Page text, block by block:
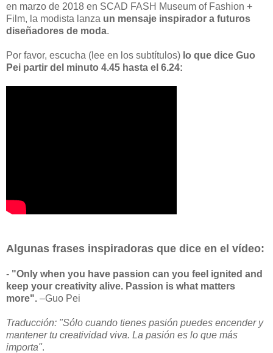
en marzo de 2018 en SCAD FASH Museum of Fashion +
Film, la modista lanza un mensaje inspirador a futuros
diseñadores de moda.
Por favor, escucha (lee en los subtítulos) lo que dice Guo
Pei partir del minuto 4.45 hasta el 6.24:
Algunas frases inspiradoras que dice en el vídeo:
- "Only when you have passion can you feel ignited and
keep your creativity alive. Passion is what matters
more". –Guo Pei
Traducción: "Sólo cuando tienes pasión puedes encender y
mantener tu creatividad viva. La pasión es lo que más
importa".